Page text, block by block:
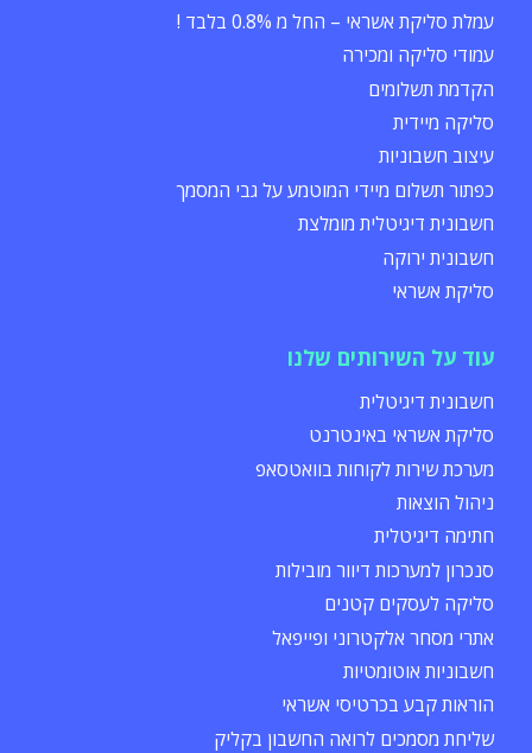
עמלת סליקת אשראי – החל מ 0.8% בלבד !
עמודי סליקה ומכירה
הקדמת תשלומים
סליקה מיידית
עיצוב חשבוניות
כפתור תשלום מיידי המוטמע על גבי המסמך
חשבונית דיגיטלית מומלצת
חשבונית ירוקה
סליקת אשראי
עוד על השירותים שלנו
חשבונית דיגיטלית
סליקת אשראי באינטרנט
מערכת שירות לקוחות בוואטסאפ
ניהול הוצאות
חתימה דיגיטלית
סנכרון למערכות דיוור מובילות
סליקה לעסקים קטנים
אתרי מסחר אלקטרוני ופייפאל
חשבוניות אוטומטיות
הוראות קבע בכרטיסי אשראי
שליחת מסמכים לרואה החשבון בקליק